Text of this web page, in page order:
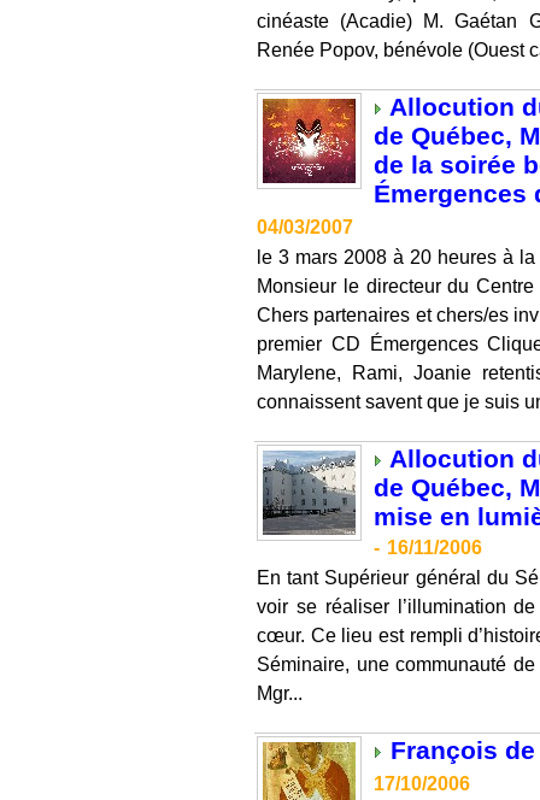
cinéaste (Acadie) M. Gaétan
Renée Popov, bénévole (Ouest
Allocution
de Québec,
de la soirée
Émergences
04/03/2007
le 3 mars 2008 à 20 heures à
Monsieur le directeur du
Chers partenaires et chers/es
premier CD Émergences
Marylene, Rami, Joanie
connaissent savent que je suis
Allocution
de Québec,
mise en
- 16/11/2006
En tant Supérieur général du
voir se réaliser l’illumination
cœur. Ce lieu est rempli
Séminaire, une communauté
Mgr...
François
17/10/2006